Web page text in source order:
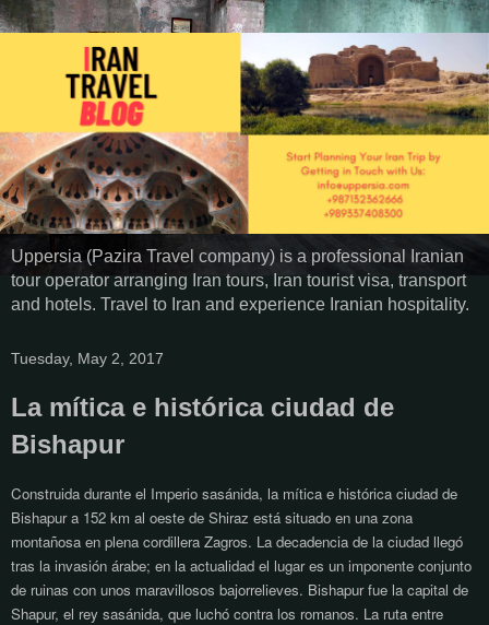
Uppersia (Pazira Travel company) is a professional Iranian
tour operator arranging Iran tours, Iran tourist visa, transport
and hotels. Travel to Iran and experience Iranian hospitality.
Tuesday, May 2, 2017
La mítica e histórica ciudad de
Bishapur
Construida durante el Imperio sasánida, la mítica e histórica ciudad de
Bishapur a 152 km al oeste de Shiraz está situado en una zona
montañosa en plena cordillera Zagros. La decadencia de la ciudad llegó
tras la invasión árabe; en la actualidad el lugar es un imponente conjunto
de ruinas con unos maravillosos bajorrelieves. Bishapur fue la capital de
Shapur, el rey sasánida, que luchó contra los romanos. La ruta entre